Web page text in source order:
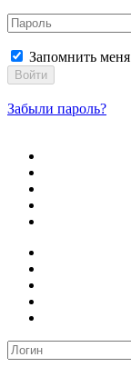
Запомнить меня
Войти
Забыли пароль?